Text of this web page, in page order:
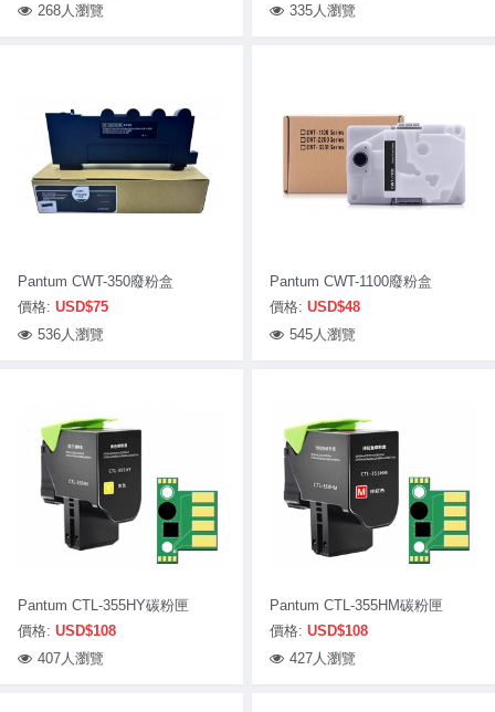
268人瀏覽
335人瀏覽
Pantum CWT-350廢粉盒
價格: USD$75
536人瀏覽
Pantum CWT-1100廢粉盒
價格: USD$48
545人瀏覽
Pantum CTL-355HY碳粉匣
價格: USD$108
407人瀏覽
Pantum CTL-355HM碳粉匣
價格: USD$108
427人瀏覽